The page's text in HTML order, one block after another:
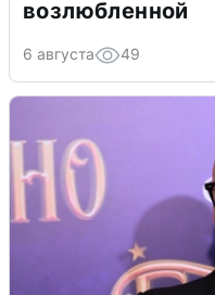
возлюбленной
6 августа 49